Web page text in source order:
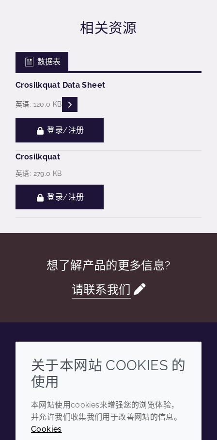
相关资源
数据表
Crosilkquat Data Sheet
英语: 120.0 KB READ DESCRIPTIONS
登录/注册
Crosilkquat
英语: 279.0 KB
登录/注册
想了解产品的更多信息?
请联系我们
WechatYouku Zhihu Tiktok
企业
年度报告
可持续发展报告
条款和条件
隐私政策
关于本网站 COOKIES 的
使用
本网站使用cookies来增强您的浏览体验，
并允许我们收集我们用于改善网站的信息。
Cookies